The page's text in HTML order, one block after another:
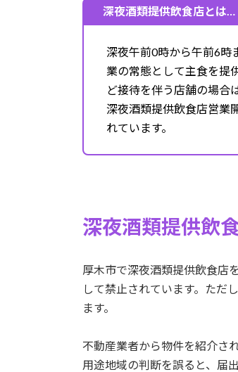
深夜酒類提供飲食店とは…
深夜午前0時から午前6時
業の常態として主食を提
ど接待を伴う店舗の場合
深夜酒類提供飲食店営業
れています。
深夜酒類提供飲
厚木市で深夜酒類提供飲食店
して禁止されています。ただ
ます。
不動産業者から物件を紹介さ
用途地域の判断を誤ると、届